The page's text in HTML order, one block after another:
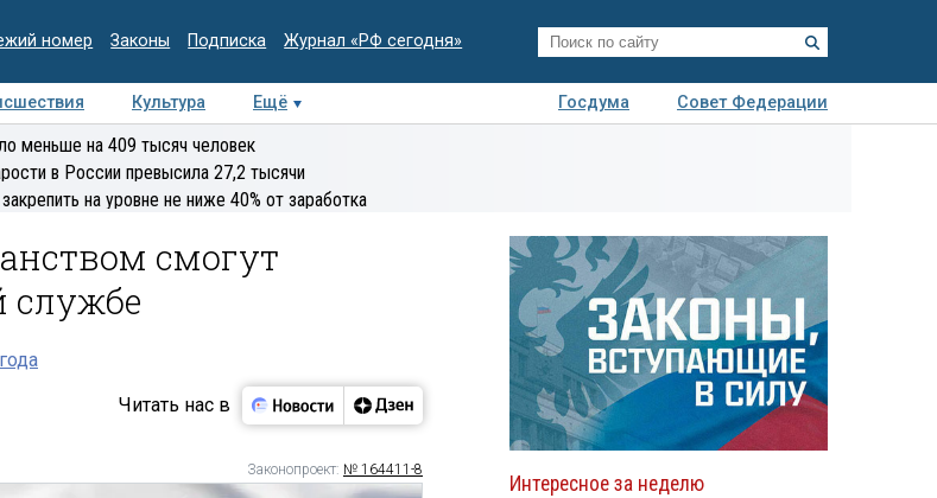
номер Законы Подписка Журнал «РФ сегодня»
Культура Ещё Госдума
Совет Федерации
Интервью Колумнисты
меньше на 409 тысяч человек
в России превысила 27,2 тысячи
на уровне не ниже 40% от заработка
смогут
службе
Читать нас в
Законопроект: № 164411-8
Интересное за неделю